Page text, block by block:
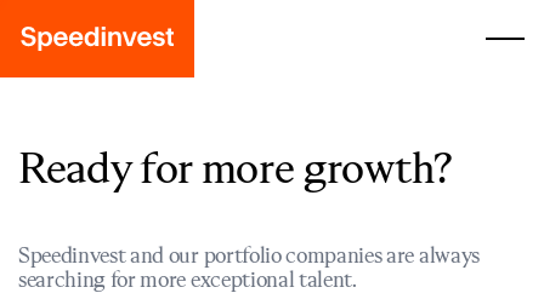
Ready for more growth?
Speedinvest and our portfolio companies are always
searching for more exceptional talent.